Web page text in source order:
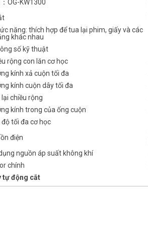
OG-KW1300
năng: thích hợp để tua lại phim, giấy và các
khác nhau
số kỹ thuật
rộng con lăn cơ học
kính xả cuộn tối đa
kính cuộn dây tối đa
lại chiều rộng
kính trong của ống cuộn
độ tối đa cơ học
điện
nguồn áp suất không khí
chính
tự động cắt